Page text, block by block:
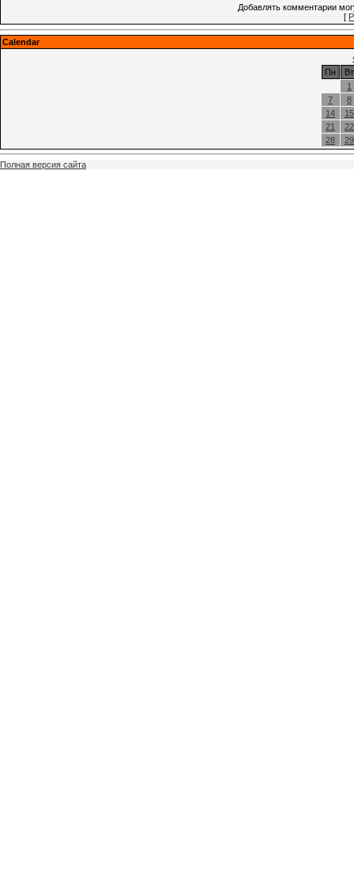
Добавлять комментарии
[
Calendar
Пн
Вт
1
7
8
14
15
21
22
28
29
Полная версия сайта